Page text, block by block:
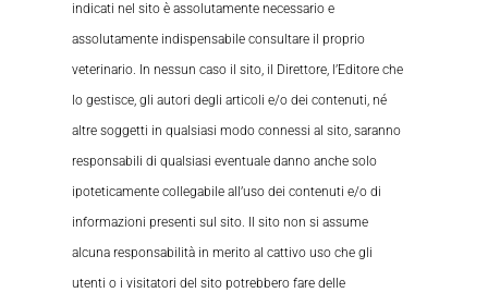
indicati nel sito è assolutamente necessario e
assolutamente indispensabile consultare il proprio
veterinario. In nessun caso il sito, il Direttore, l’Editore che
lo gestisce, gli autori degli articoli e/o dei contenuti, né
altre soggetti in qualsiasi modo connessi al sito, saranno
responsabili di qualsiasi eventuale danno anche solo
ipoteticamente collegabile all’uso dei contenuti e/o di
informazioni presenti sul sito. Il sito non si assume
alcuna responsabilità in merito al cattivo uso che gli
utenti o i visitatori del sito potrebbero fare delle